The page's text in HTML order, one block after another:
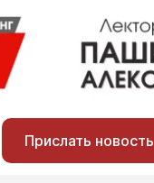
Прислать новость